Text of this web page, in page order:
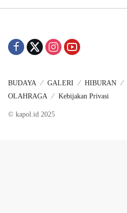
BUDAYA GALERI HIBURAN
OLAHRAGA
Kebijakan Privasi
© kapol.id 2025